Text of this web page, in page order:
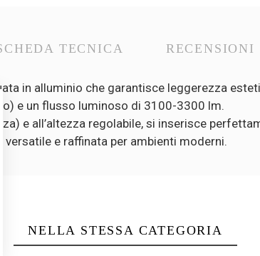
TECNICA RECENSIONI
in alluminio che garantisce leggerezza
e un flusso luminoso di 3100-3300 lm.
e all’altezza regolabile, si inserisce
versatile e raffinata per ambienti moderni.
Recensione del 15/5/2026 , in seguito ad un'esperienza del
NELLA STESSA CATEGORIA